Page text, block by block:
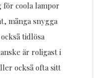
coola lampor
många snygga
tidlösa
är roligast i
också ofta sitt